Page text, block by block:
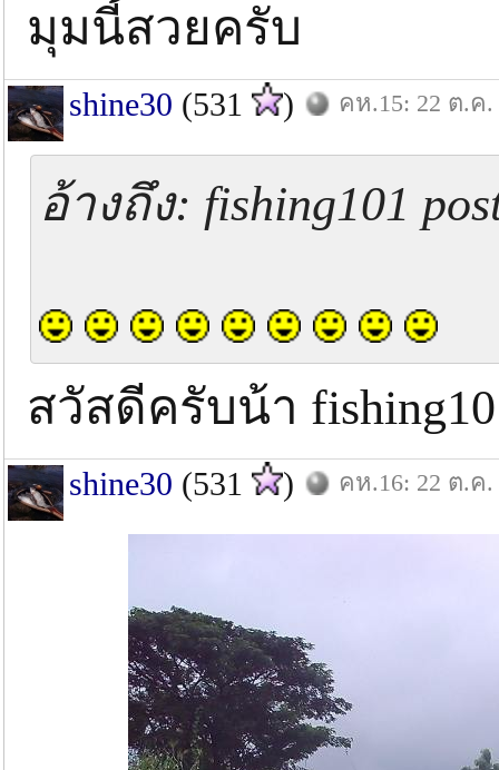
มุมนี้สวยครับ
shine30 (531 ) คห.15: 22 ต.ค.
อ้างถึง: fishing101
สวัสดีครับน้า
shine30 (531 ) คห.16: 22 ต.ค.